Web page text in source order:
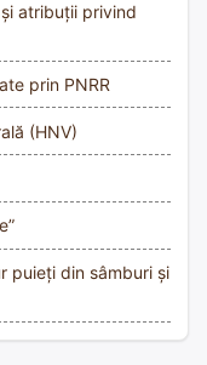
atribuții privind
prin PNRR
(HNV)
puieți din sâmburi și